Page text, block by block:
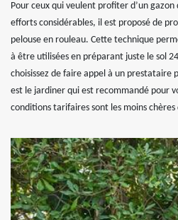
Pour ceux qui veulent profiter d’un
efforts considérables, il est proposé de
pelouse en rouleau. Cette technique
à être utilisées en préparant juste le sol
choisissez de faire appel à un prestataire
est le jardiner qui est recommandé pour
conditions tarifaires sont les moins chères